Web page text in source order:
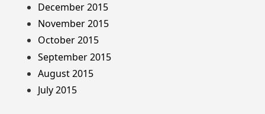
December 2015
November 2015
October 2015
September 2015
August 2015
July 2015